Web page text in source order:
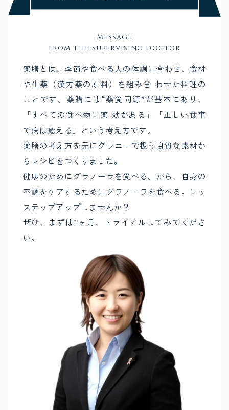
Message
from the supervising doctor
薬膳とは、季節や食べる人の体調に合わせ、食材
や生薬（漢方薬の原料）を組み含 わせた料理の
ことです。薬購には“薬食同源”が基本にあり、
「すべての食べ物に薬 効がある」「正しい食事
で病は癒える」という考え方です。
薬膳の考え方を元にグラニーで扱う良質な素材か
らレシピをつくりました。
健康のためにグラノーラを食べる。から、自身の
不調をケアするためにグラノーラを食べる。にッ
ステップアップしませんか？
ぜひ、まずは1ヶ月、トライアルしてみてくださ
い。